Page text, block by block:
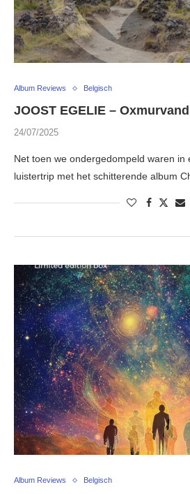
Album Reviews Belgisch
JOOST EGELIE –
24/07/2025
Net toen we ondergedompeld waren in
luistertrip met het schitterende album
Album Reviews Belgisch